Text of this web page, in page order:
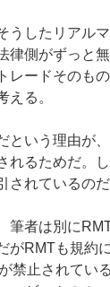
うしたリアル
律側がずっと
レードそのも
える。
という理由が
れるためだ。
されているのだ
筆者は別に
がRMTも規約
禁止されてい